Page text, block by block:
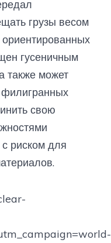
грузы весом
гусеничным
также может
свою
риском для